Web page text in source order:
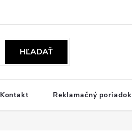
HĽADAŤ
Kontakt Reklamačný poriadok